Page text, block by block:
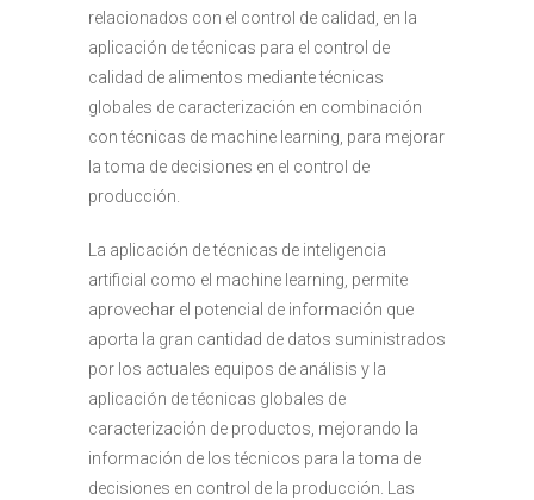
relacionados con el control de calidad, en la
aplicación de técnicas para el control de
calidad de alimentos mediante técnicas
globales de caracterización en combinación
con técnicas de machine learning, para mejorar
la toma de decisiones en el control de
producción.
La aplicación de técnicas de inteligencia
artificial como el machine learning, permite
aprovechar el potencial de información que
aporta la gran cantidad de datos suministrados
por los actuales equipos de análisis y la
aplicación de técnicas globales de
caracterización de productos, mejorando la
información de los técnicos para la toma de
decisiones en control de la producción. Las